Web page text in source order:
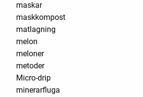
maskar
maskkompost
matlagning
melon
meloner
metoder
Micro-drip
minerarfluga